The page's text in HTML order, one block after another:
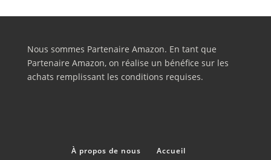
Nous sommes Partenaire Amazon. En tant que
Partenaire Amazon, on réalise un bénéfice sur les
achats remplissant les conditions requises.
À propos de nous Accueil